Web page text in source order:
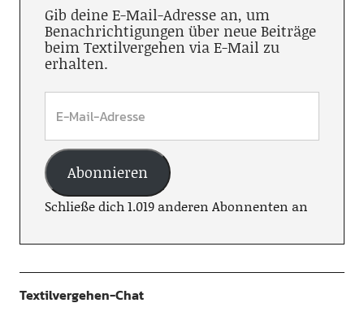
Gib deine E-Mail-Adresse an, um
Benachrichtigungen über neue Beiträge
beim Textilvergehen via E-Mail zu
erhalten.
Abonnieren
Schließe dich 1.019 anderen Abonnenten an
Textilvergehen-Chat